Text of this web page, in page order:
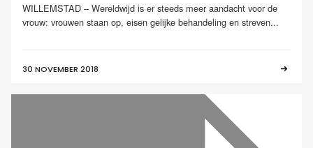
WILLEMSTAD – Wereldwijd is er steeds meer aandacht voor de
vrouw: vrouwen staan op, eisen gelijke behandeling en streven...
30 NOVEMBER 2018